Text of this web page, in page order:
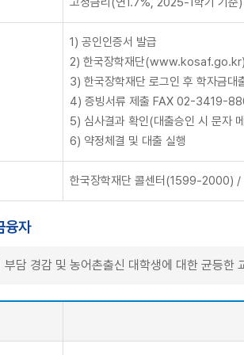
1) 공인인증서 발급
2) 한국장학재단
3) 한국장학재단 로그인 후 학자금대
4) 증빙서류 제출 FAX 02-3419-
5) 심사결과 확인(대출승인 시 문자
6) 약정체결 및 대출 실행
한국장학재단 콜센터(1599-2000)
융자
담 경감 및 농어촌출신 대학생에 대한 균등한